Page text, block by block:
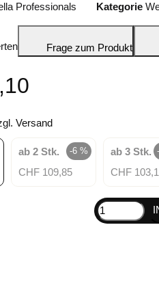
Professionals Kategorie
Frage zum Produkt
Versand
ab 2 Stk. -6 %
CHF 109,85
ab 3 Stk.
CHF